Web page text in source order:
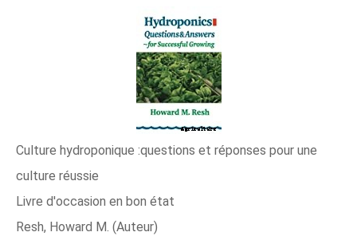
Culture hydroponique :questions et réponses pour une
culture réussie
Livre d'occasion en bon état
Resh, Howard M. (Auteur)